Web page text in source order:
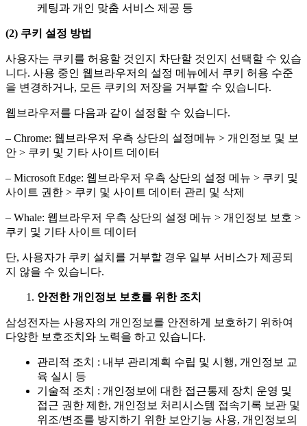
케팅과 개인 맞춤 서비스 제공 등
(2) 쿠키 설정 방법
사용자는 쿠키를 허용할 것인지 차단할 것인지 선택할 수 있습
니다. 사용 중인 웹브라우저의 설정 메뉴에서 쿠키 허용 수준
을 변경하거나, 모든 쿠키의 저장을 거부할 수 있습니다.
웹브라우저를 다음과 같이 설정할 수 있습니다.
– Chrome: 웹브라우저 우측 상단의 설정메뉴 > 개인정보 및 보
안 > 쿠키 및 기타 사이트 데이터
– Microsoft Edge: 웹브라우저 우측 상단의 설정 메뉴 > 쿠키 및
사이트 권한 > 쿠키 및 사이트 데이터 관리 및 삭제
– Whale: 웹브라우저 우측 상단의 설정 메뉴 > 개인정보 보호 >
쿠키 및 기타 사이트 데이터
단, 사용자가 쿠키 설치를 거부할 경우 일부 서비스가 제공되
지 않을 수 있습니다.
안전한 개인정보 보호를 위한 조치
삼성전자는 사용자의 개인정보를 안전하게 보호하기 위하여
다양한 보호조치와 노력을 하고 있습니다.
관리적 조치 : 내부 관리계획 수립 및 시행, 개인정보 교
육 실시 등
기술적 조치 : 개인정보에 대한 접근통제 장치 운영 및
접근 권한 제한, 개인정보 처리시스템 접속기록 보관 및
위조/변조를 방지하기 위한 보안기능 사용, 개인정보의